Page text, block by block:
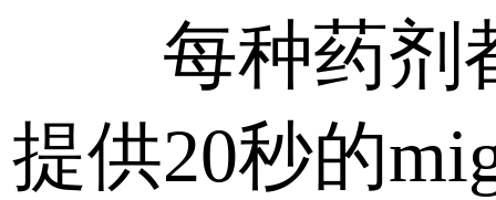
每种药剂
提供20秒的